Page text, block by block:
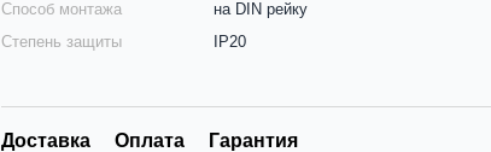
Способ монтажа
на DIN рейку
Степень защиты
IP20
Доставка Оплата Гарантия